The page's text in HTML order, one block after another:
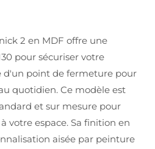
2 en MDF offre une
pour sécuriser votre
d'un point de fermeture pour
quotidien. Ce modèle est
et sur mesure pour
votre espace. Sa finition en
aisée par peinture